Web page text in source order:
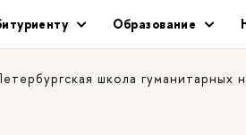
Образование
школа гуманитарных